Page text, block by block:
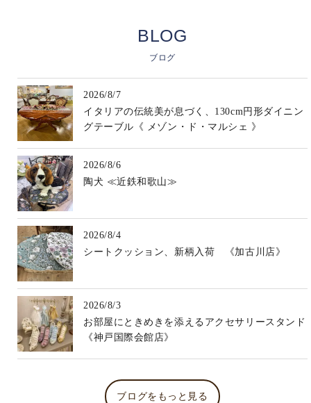
BLOG
ブログ
2026/8/7
イタリアの伝統美が息づく、130cm円形ダイニン
グテーブル《 メゾン・ド・マルシェ 》
2026/8/6
陶犬 ≪近鉄和歌山≫
2026/8/4
シートクッション、新柄入荷 《加古川店》
2026/8/3
お部屋にときめきを添えるアクセサリースタンド
《神戸国際会館店》
ブログをもっと見る